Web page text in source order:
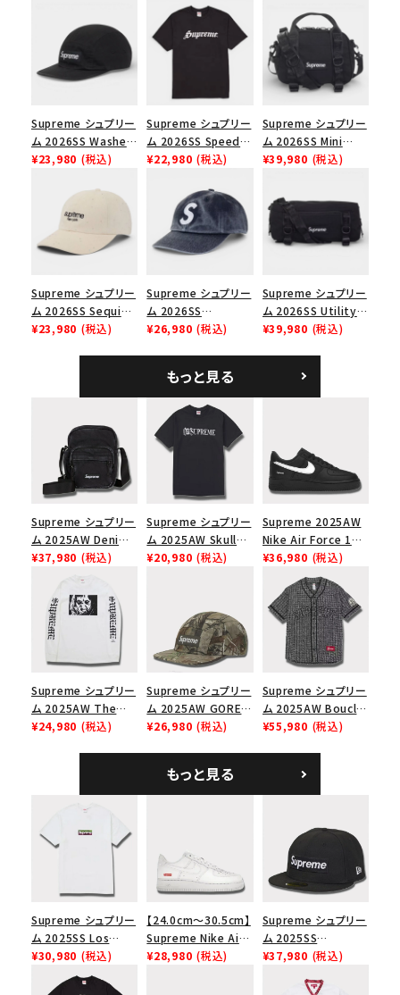
コラボレーションブランドから探す
並び順
価格から探す
円 ～
在庫のない商品を表示する
絞り込んで検索する
Supreme シュプリー
ム 2026SS Washed
Chino Twill Camp
ノツイル キャンプキャ
ップ ブラック
¥23,980 (税込)
Supreme シュプリー
ム 2026SS Speed
Tee スピードTシャツ
¥22,980 (税込)
Supreme シュプリー
ム 2026SS Mini
Duffle Bag ミニダッ
¥39,980 (税込)
Supreme シュプリー
ム 2026SS Sequin
Denim Classic
ャップ ナチュラル
¥23,980 (税込)
Supreme シュプリー
ム 2026SS
Pigment Coated S
ゴ 6パネル ネイビー
¥26,980 (税込)
Supreme シュプリー
ム 2026SS Utility
Bag ユーティリティ
¥39,980 (税込)
もっと見る
Supreme シュプリー
ム 2025AW Denim
Shoulder Bag デニ
ブラック
¥37,980 (税込)
Supreme シュプリー
ム 2025AW Skull
Tee スカル Tシャツ
¥20,980 (税込)
Supreme 2025AW
Nike Air Force 1
Low シュプリーム ナ
イキエアフォース１ス
ニーカー シューズ ブ
ラック
¥36,980 (税込)
Supreme シュプリー
ム 2025AW The
Exorcist Mother
¥24,980 (税込)
Supreme シュプリー
ム 2025AW GORE-
TEX Zip Pocket
キャンプ キャップ リ
アルツリーAPカモ
¥26,980 (税込)
Supreme シュプリー
ム 2025AW Boucle
Baseball Jersey ブ
¥55,980 (税込)
もっと見る
Supreme シュプリー
ム 2025SS Los
Angeles Fire Relief
Box Logo Tee ファ
イヤーリリーフボック
¥30,980 (税込)
【24.0cm～30.5cm】
Supreme Nike Air
Force 1 Low シュプ
¥28,980 (税込)
Supreme シュプリー
ム 2025SS
Championship Box
チャンピオンシップボ
¥37,980 (税込)